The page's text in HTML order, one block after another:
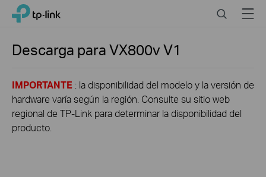
Click
navigation
TP-Link, Reliably Smart SearchMenu
Descarga paraVX800vV1
IMPORTANTE : la disponibilidad del modelo y la versión de
hardware varía según la región. Consulte su sitio web
regional de TP-Link para determinar la disponibilidad del
producto.